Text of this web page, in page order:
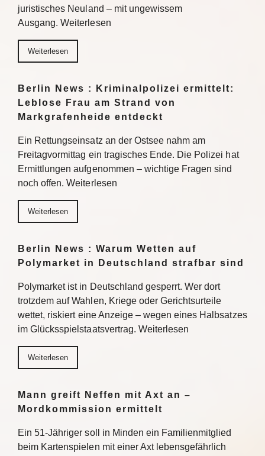
juristisches Neuland – mit ungewissem
Ausgang. Weiterlesen
Weiterlesen
Berlin News : Kriminalpolizei ermittelt:
Leblose Frau am Strand von
Markgrafenheide entdeckt
Ein Rettungseinsatz an der Ostsee nahm am
Freitagvormittag ein tragisches Ende. Die Polizei hat
Ermittlungen aufgenommen – wichtige Fragen sind
noch offen. Weiterlesen
Weiterlesen
Berlin News : Warum Wetten auf
Polymarket in Deutschland strafbar sind
Polymarket ist in Deutschland gesperrt. Wer dort
trotzdem auf Wahlen, Kriege oder Gerichtsurteile
wettet, riskiert eine Anzeige – wegen eines Halbsatzes
im Glücksspielstaatsvertrag. Weiterlesen
Weiterlesen
Mann greift Neffen mit Axt an –
Mordkommission ermittelt
Ein 51-Jähriger soll in Minden ein Familienmitglied
beim Kartenspielen mit einer Axt lebensgefährlich